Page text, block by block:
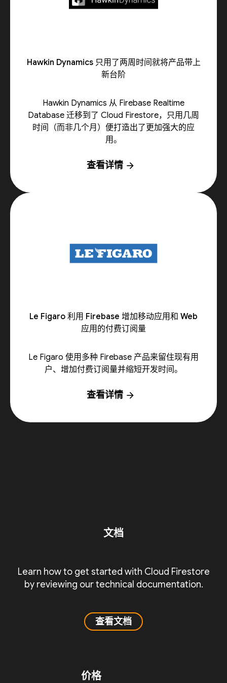
Hawkin Dynamics 只用了两周时间就将产品带上
新台阶
Hawkin Dynamics 从 Firebase Realtime
Database 迁移到了 Cloud Firestore，只用几周
时间（而非几个月）便打造出了更加强大的应
用。
查看详情 arrow_forward
Le Figaro 利用 Firebase 增加移动应用和 Web
应用的付费订阅量
Le Figaro 使用多种 Firebase 产品来留住现有用
户、增加付费订阅量并缩短开发时间。
查看详情 arrow_forward
文档
Learn how to get started with Cloud Firestore
by reviewing our technical documentation.
查看文档
价格